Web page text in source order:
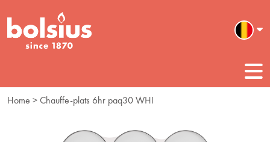
Home > Chauffe-plats 6hr paq30 WHI